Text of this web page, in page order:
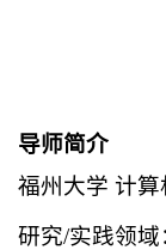
导师简介
福州大学 计算
研究/实践领域